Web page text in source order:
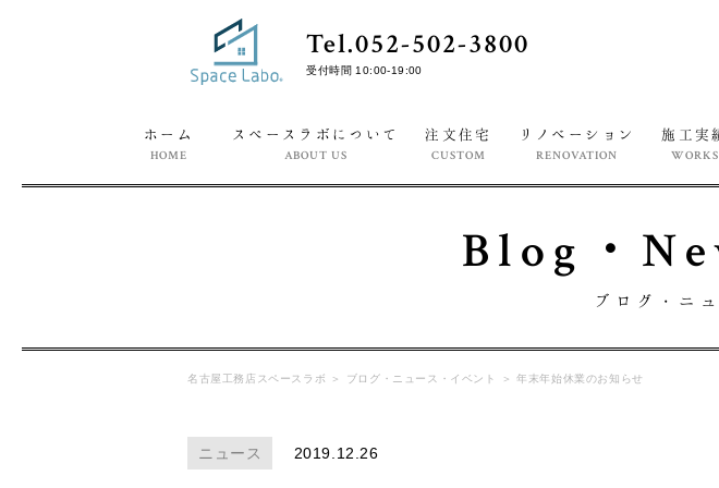
Tel.052-502-3800
受付時間 10:00-19:00
ホーム
HOME
スペースラボについて
ABOUT US
注文住宅
CUSTOM
リノベーション
RENOVATION
施工実
WORKS
Blog・
ブログ・ニ
名古屋工務店スペースラボ ＞ ブログ・ニュース・イベント ＞ 年末年始休業のお知らせ
ニュース 2019.12.26